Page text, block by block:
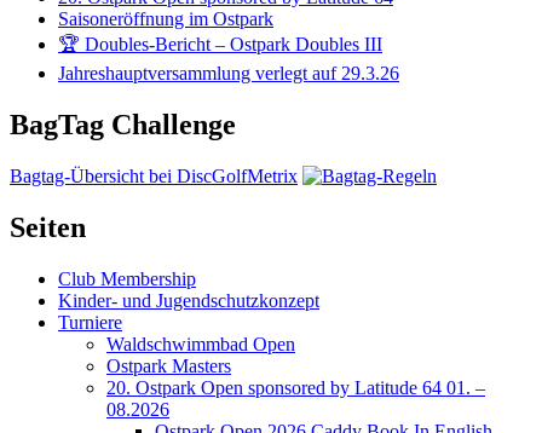
Saisoneröffnung im Ostpark
🏆 Doubles-Bericht – Ostpark Doubles III
Jahreshauptversammlung verlegt auf 29.3.26
BagTag Challenge
Bagtag-Übersicht bei DiscGolfMetrix
Seiten
Club Membership
Kinder- und Jugendschutzkonzept
Turniere
Waldschwimmbad Open
Ostpark Masters
20. Ostpark Open sponsored by Latitude 64 01. –
08.2026